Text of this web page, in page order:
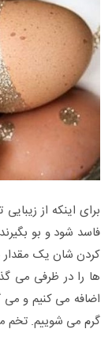
برای اینکه از
فاسد شود و بو
کردن شان یک مقدار
ها را در ظرفی می
اضافه می کنیم و می
گرم می شوییم. تخم